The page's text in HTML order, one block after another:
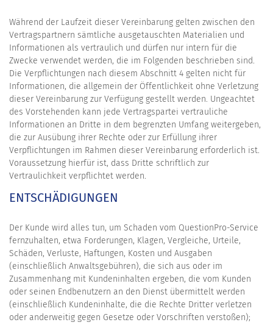
Während der Laufzeit dieser Vereinbarung gelten zwischen den
Vertragspartnern sämtliche ausgetauschten Materialien und
Informationen als vertraulich und dürfen nur intern für die
Zwecke verwendet werden, die im Folgenden beschrieben sind.
Die Verpflichtungen nach diesem Abschnitt 4 gelten nicht für
Informationen, die allgemein der Öffentlichkeit ohne Verletzung
dieser Vereinbarung zur Verfügung gestellt werden. Ungeachtet
des Vorstehenden kann jede Vertragspartei vertrauliche
Informationen an Dritte in dem begrenzten Umfang weitergeben,
die zur Ausübung ihrer Rechte oder zur Erfüllung ihrer
Verpflichtungen im Rahmen dieser Vereinbarung erforderlich ist.
Voraussetzung hierfür ist, dass Dritte schriftlich zur
Vertraulichkeit verpflichtet werden.
ENTSCHÄDIGUNGEN
Der Kunde wird alles tun, um Schaden vom QuestionPro-Service
fernzuhalten, etwa Forderungen, Klagen, Vergleiche, Urteile,
Schäden, Verluste, Haftungen, Kosten und Ausgaben
(einschließlich Anwaltsgebühren), die sich aus oder im
Zusammenhang mit Kundeninhalten ergeben, die vom Kunden
oder seinen Endbenutzern an den Dienst übermittelt werden
(einschließlich Kundeninhalte, die die Rechte Dritter verletzen
oder anderweitig gegen Gesetze oder Vorschriften verstoßen);